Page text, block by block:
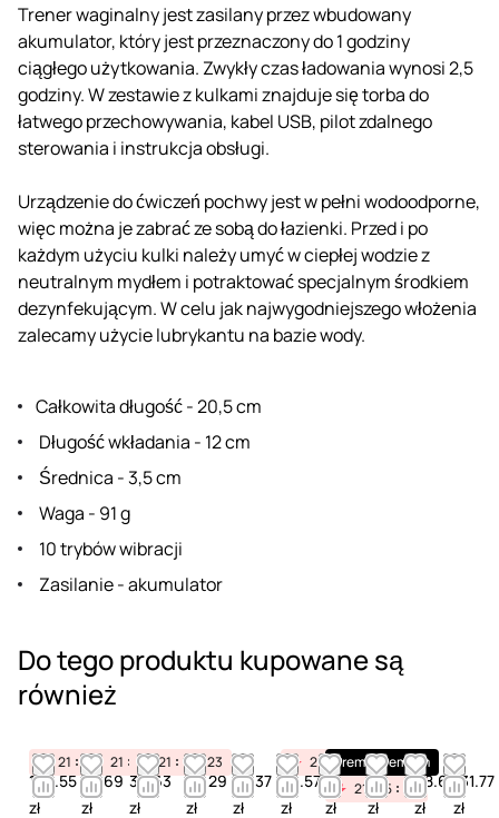
Trener waginalny jest zasilany przez wbudowany
akumulator, który jest przeznaczony do 1 godziny
ciągłego użytkowania. Zwykły czas ładowania wynosi 2,5
godziny. W zestawie z kulkami znajduje się torba do
łatwego przechowywania, kabel USB, pilot zdalnego
sterowania i instrukcja obsługi.
Urządzenie do ćwiczeń pochwy jest w pełni wodoodporne,
więc można je zabrać ze sobą do łazienki. Przed i po
każdym użyciu kulki należy umyć w ciepłej wodzie z
neutralnym mydłem i potraktować specjalnym środkiem
dezynfekującym. W celu jak najwygodniejszego włożenia
zalecamy użycie lubrykantu na bazie wody.
Całkowita długość - 20,5 cm
Długość wkładania - 12 cm
Średnica - 3,5 cm
Waga - 91 g
10 trybów wibracji
Zasilanie - akumulator
Do tego produktu kupowane są
również
21 15 23
120.55
zł
21 15 23
53.69
zł
21 15 23
36.63
zł
28.29
zł
23.37
zł
21 15 23
39.57
zł
Premium
21
15 23
22.61
zł
Premium
57.81
zł
68.66
zł
131.77
zł